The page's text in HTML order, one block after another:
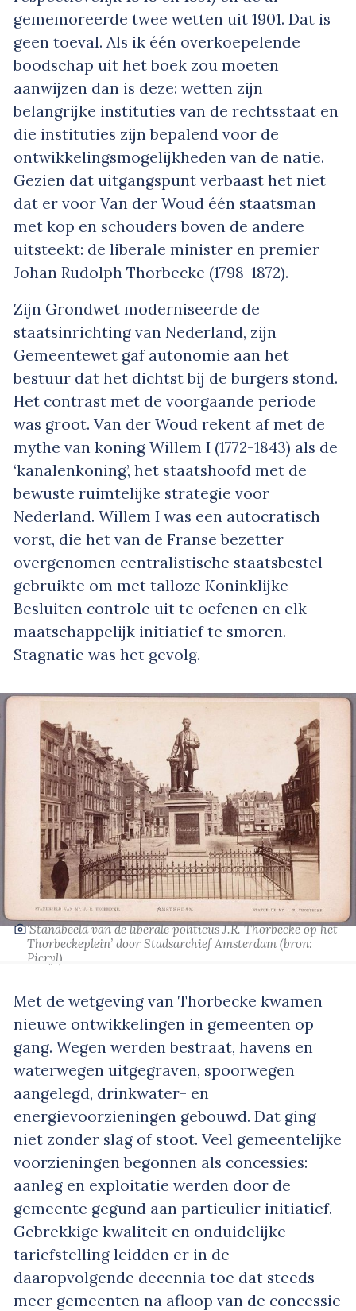
gememoreerde twee wetten uit 1901. Dat is
geen toeval. Als ik één overkoepelende
boodschap uit het boek zou moeten
aanwijzen dan is deze: wetten zijn
belangrijke instituties van de rechtsstaat en
die instituties zijn bepalend voor de
ontwikkelingsmogelijkheden van de natie.
Gezien dat uitgangspunt verbaast het niet
dat er voor Van der Woud één staatsman
met kop en schouders boven de andere
uitsteekt: de liberale minister en premier
Johan Rudolph Thorbecke (1798-1872).
Zijn Grondwet moderniseerde de
staatsinrichting van Nederland, zijn
Gemeentewet gaf autonomie aan het
bestuur dat het dichtst bij de burgers stond.
Het contrast met de voorgaande periode
was groot. Van der Woud rekent af met de
mythe van koning Willem I (1772-1843) als de
‘kanalenkoning’, het staatshoofd met de
bewuste ruimtelijke strategie voor
Nederland. Willem I was een autocratisch
vorst, die het van de Franse bezetter
overgenomen centralistische staatsbestel
gebruikte om met talloze Koninklijke
Besluiten controle uit te oefenen en elk
maatschappelijk initiatief te smoren.
Stagnatie was het gevolg.
‘Standbeeld van de liberale politicus J.R. Thorbecke op het
Thorbeckeplein’ door Stadsarchief Amsterdam (bron:
Picryl)
Met de wetgeving van Thorbecke kwamen
nieuwe ontwikkelingen in gemeenten op
gang. Wegen werden bestraat, havens en
waterwegen uitgegraven, spoorwegen
aangelegd, drinkwater- en
energievoorzieningen gebouwd. Dat ging
niet zonder slag of stoot. Veel gemeentelijke
voorzieningen begonnen als concessies:
aanleg en exploitatie werden door de
gemeente gegund aan particulier initiatief.
Gebrekkige kwaliteit en onduidelijke
tariefstelling leidden er in de
daaropvolgende decennia toe dat steeds
meer gemeenten na afloop van de concessie